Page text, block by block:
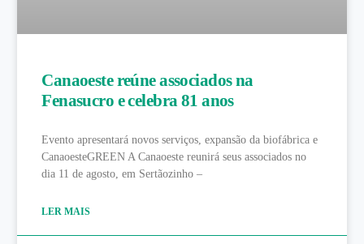
Canaoeste reúne associados na
Fenasucro e celebra 81 anos
Evento apresentará novos serviços, expansão da biofábrica e
CanaoesteGREEN A Canaoeste reunirá seus associados no
dia 11 de agosto, em Sertãozinho –
LER MAIS